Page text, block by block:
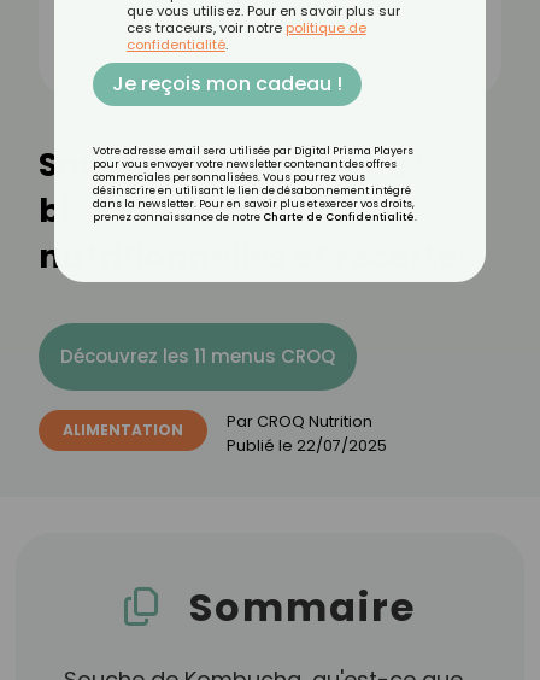
Souche de kombucha :
bienfaits, valeurs
nutritionnelles et recettes
Découvrez les 11 menus CROQ
ALIMENTATION Par CROQ Nutrition
Publié le 22/07/2025
Sommaire
que vous utilisez. Pour en savoir plus sur
ces traceurs, voir notre politique de
confidentialité.
Je reçois mon cadeau !
Votre adresse email sera utilisée par Digital Prisma Players
pour vous envoyer votre newsletter contenant des offres
commerciales personnalisées. Vous pourrez vous
désinscrire en utilisant le lien de désabonnement intégré
dans la newsletter. Pour en savoir plus et exercer vos droits,
prenez connaissance de notre Charte de Confidentialité.